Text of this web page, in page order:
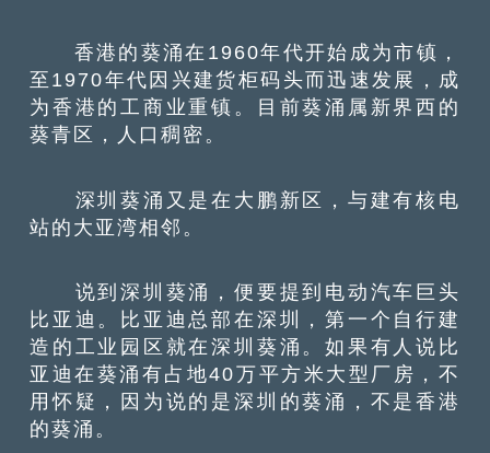
香港的葵涌在1960年代开始成为市镇，
至1970年代因兴建货柜码头而迅速发展，成
为香港的工商业重镇。目前葵涌属新界西的
葵青区，人口稠密。
深圳葵涌又是在大鹏新区，与建有核电
站的大亚湾相邻。
说到深圳葵涌，便要提到电动汽车巨头
比亚迪。比亚迪总部在深圳，第一个自行建
造的工业园区就在深圳葵涌。如果有人说比
亚迪在葵涌有占地40万平方米大型厂房，不
用怀疑，因为说的是深圳的葵涌，不是香港
的葵涌。